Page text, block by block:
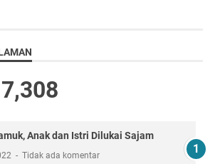
Anak dan Istri Dilukai Sajam
Tidak ada komentar